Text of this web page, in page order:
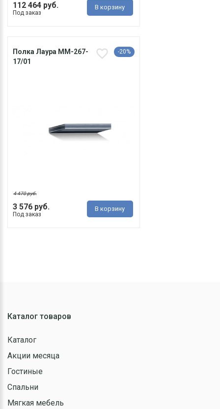
112 464 руб.
Под заказ
В корзину
Полка Лаура ММ-267-
17/01
-20%
3 576 руб.
4 470 руб.
Под заказ
В корзину
Каталог товаров
Каталог
Акции месяца
Гостиные
Спальни
Мягкая мебель